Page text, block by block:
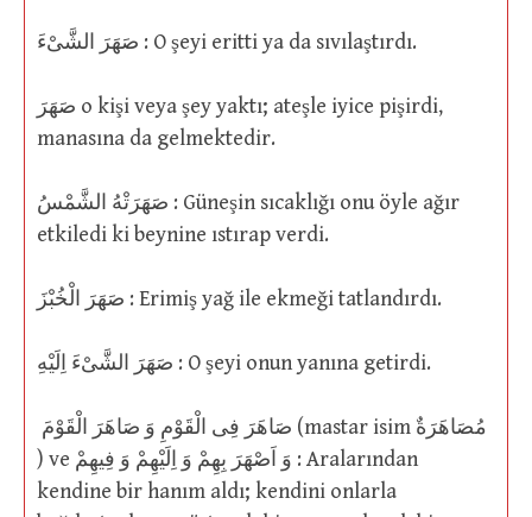
صَهَرَ الشَّىْءَ : O şeyi eritti ya da sıvılaştırdı.
صَهَرَ o kişi veya şey yaktı; ateşle iyice pişirdi,
manasına da gelmektedir.
صَهَرَتْهُ الشَّمْسُ : Güneşin sıcaklığı onu öyle ağır
etkiledi ki beynine ıstırap verdi.
صَهَرَ الْخُبْزَ : Erimiş yağ ile ekmeği tatlandırdı.
صَهَرَ الشَّىْءَ اِلَيْهِ : O şeyi onun yanına getirdi.
) ve وَ اَصْهَرَ بِهِمْ وَ اِلَيْهِمْ وَ فِيهِمْ : Aralarından
kendine bir hanım aldı; kendini onlarla